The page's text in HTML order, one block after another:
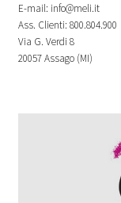
E-mail: info@meli.it
Ass. Clienti: 800.804.900
Via G. Verdi 8
20057 Assago (MI)